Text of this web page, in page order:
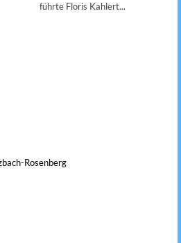
führte Floris Kahlert...
Rosenberg